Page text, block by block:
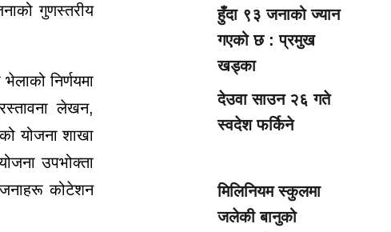
गुणस्तरीय
निर्णयमा
लेखन,
योजना शाखा
उपभोक्ता
कोटेशन
हुँदा ९३ जनाको ज्यान
गएको छ : प्रमुख
खड्का
देउवा साउन २६ गते
स्वदेश फर्किने
मिलिनियम स्कुलमा
जलेकी बानुको